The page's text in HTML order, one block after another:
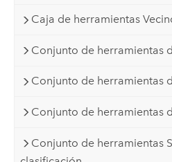
Caja de herramientas
Conjunto de herramientas
Conjunto de herramientas
Conjunto de herramientas
Conjunto de herramientas